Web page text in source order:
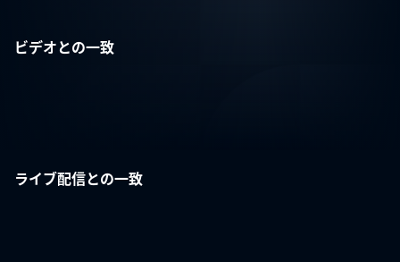
ビデオとの一致
ライブ配信との一致